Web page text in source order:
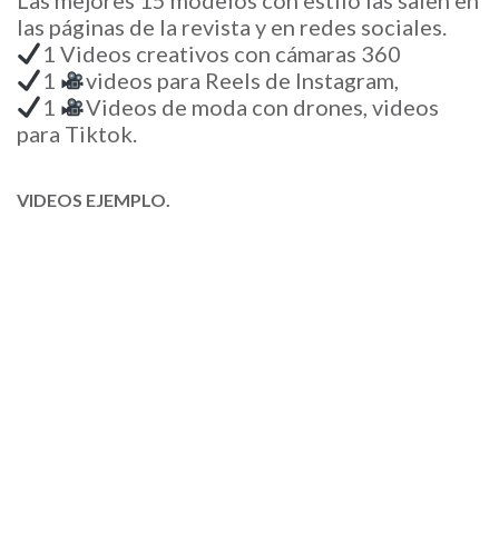
las páginas de la revista y en redes sociales.
1 Videos creativos con cámaras 360
1
videos para Reels de Instagram,
1
Videos de moda con drones, videos
para Tiktok.
VIDEOS EJEMPLO.